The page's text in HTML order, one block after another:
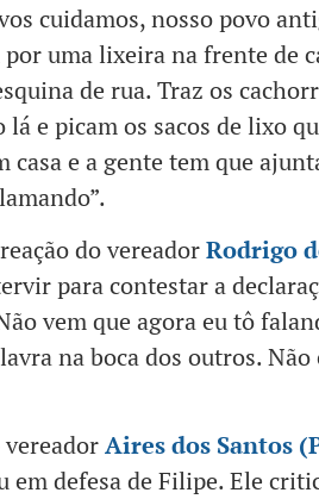
cuidamos, nosso povo
uma lixeira na frente de
de rua. Traz os
e picam os sacos de lixo
casa e a gente tem que
do vereadorRodrigo
para contestar a
vem que agora eu tô
na boca dos outros. Não
Aires dos Santos
em defesa de Filipe. Ele